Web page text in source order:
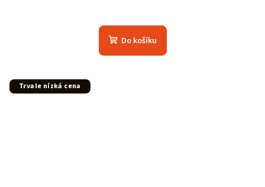
hodnocení
produktu
Do košíku
Trvale nízká cena